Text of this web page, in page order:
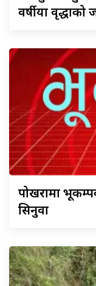
वर्षीया
पोखरामा
सिनुवा